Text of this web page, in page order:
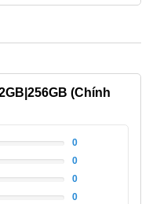
(Chính
0
0
0
0